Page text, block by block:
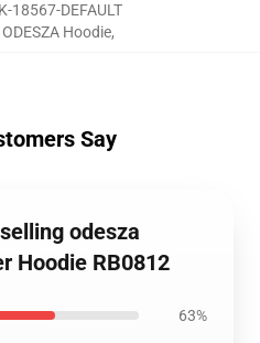
18567-DEFAULT
ODESZA Hoodie,
Say
odesza
Hoodie RB0812
63%